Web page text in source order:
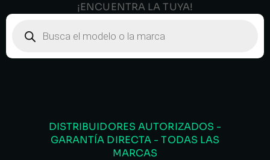
¡ENCUENTRA LA TUYA!
DISTRIBUIDORES AUTORIZADOS -
GARANTÍA DIRECTA - TODAS LAS
MARCAS